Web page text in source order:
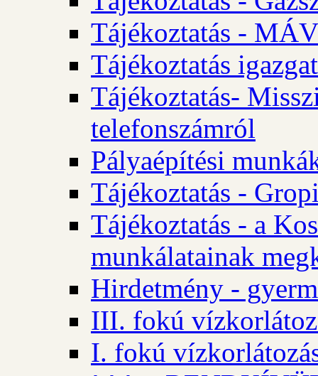
Tájékoztatás -
Tájékoztatás
Tájékoztatás-
telefonszámról
Pályaépítési
Tájékoztatás -
Tájékoztatás - a
munkálatainak
Hirdetmény -
III. fokú
I. fokú